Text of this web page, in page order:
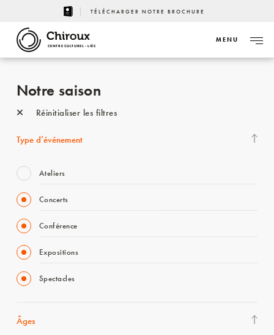
TÉLÉCHARGER NOTRE BROCHURE
CENTRE CULTUREL - LIÈGE
MENU
Notre saison
Réinitialiser les filtres
Type d’événement
Ateliers
Concerts
Conférence
Expositions
Spectacles
Âges